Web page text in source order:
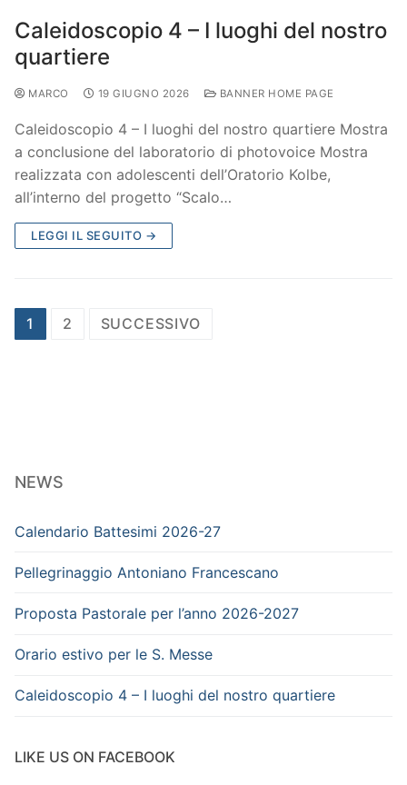
Caleidoscopio 4 – I luoghi del nostro
quartiere
MARCO 19 GIUGNO 2026 BANNER HOME PAGE
Caleidoscopio 4 – I luoghi del nostro quartiere Mostra
a conclusione del laboratorio di photovoice Mostra
realizzata con adolescenti dell’Oratorio Kolbe,
all’interno del progetto “Scalo…
LEGGI IL SEGUITO →
1 2 SUCCESSIVO
NEWS
Calendario Battesimi 2026-27
Pellegrinaggio Antoniano Francescano
Proposta Pastorale per l’anno 2026-2027
Orario estivo per le S. Messe
Caleidoscopio 4 – I luoghi del nostro quartiere
LIKE US ON FACEBOOK